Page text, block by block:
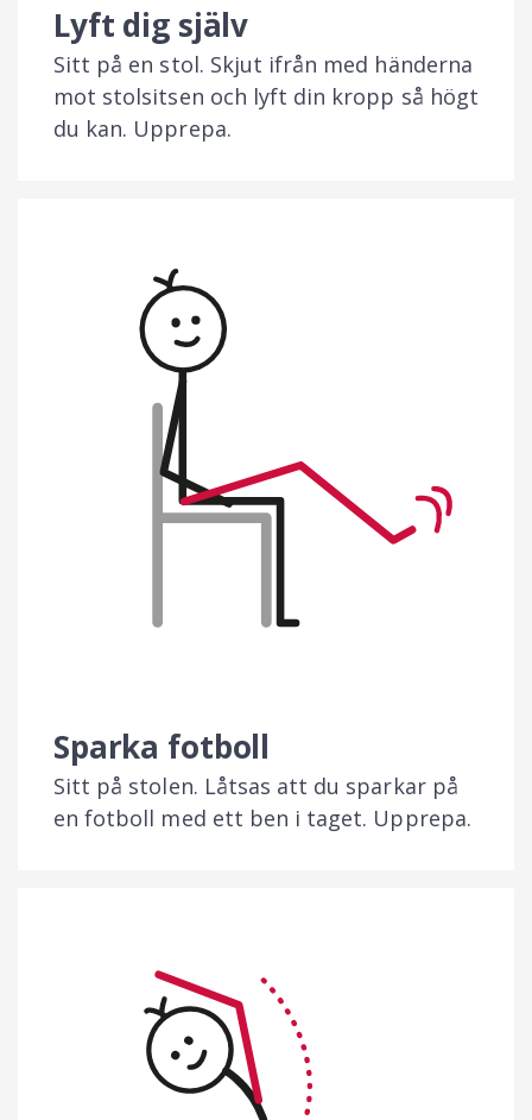
Lyft dig själv
Sitt på en stol. Skjut ifrån med händerna
mot stolsitsen och lyft din kropp så högt
du kan. Upprepa.
Sparka fotboll
Sitt på stolen. Låtsas att du sparkar på
en fotboll med ett ben i taget. Upprepa.